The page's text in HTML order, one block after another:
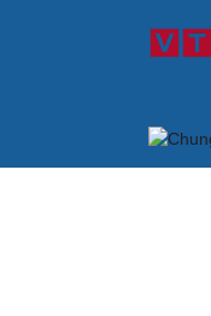
Đại biểu Quốc hội:
Đề xuất tăng tuổi